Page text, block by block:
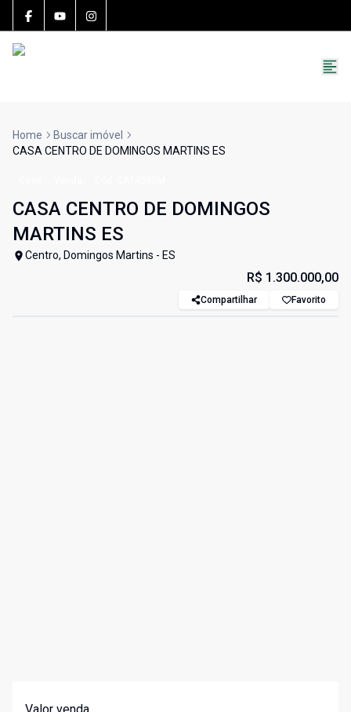
Home
Buscar imóvel
CASA CENTRO DE DOMINGOS MARTINS ES
CASA CENTRO DE DOMINGOS
MARTINS ES
Centro, Domingos Martins - ES
R$ 1.300.000,00
Compartilhar Favorito